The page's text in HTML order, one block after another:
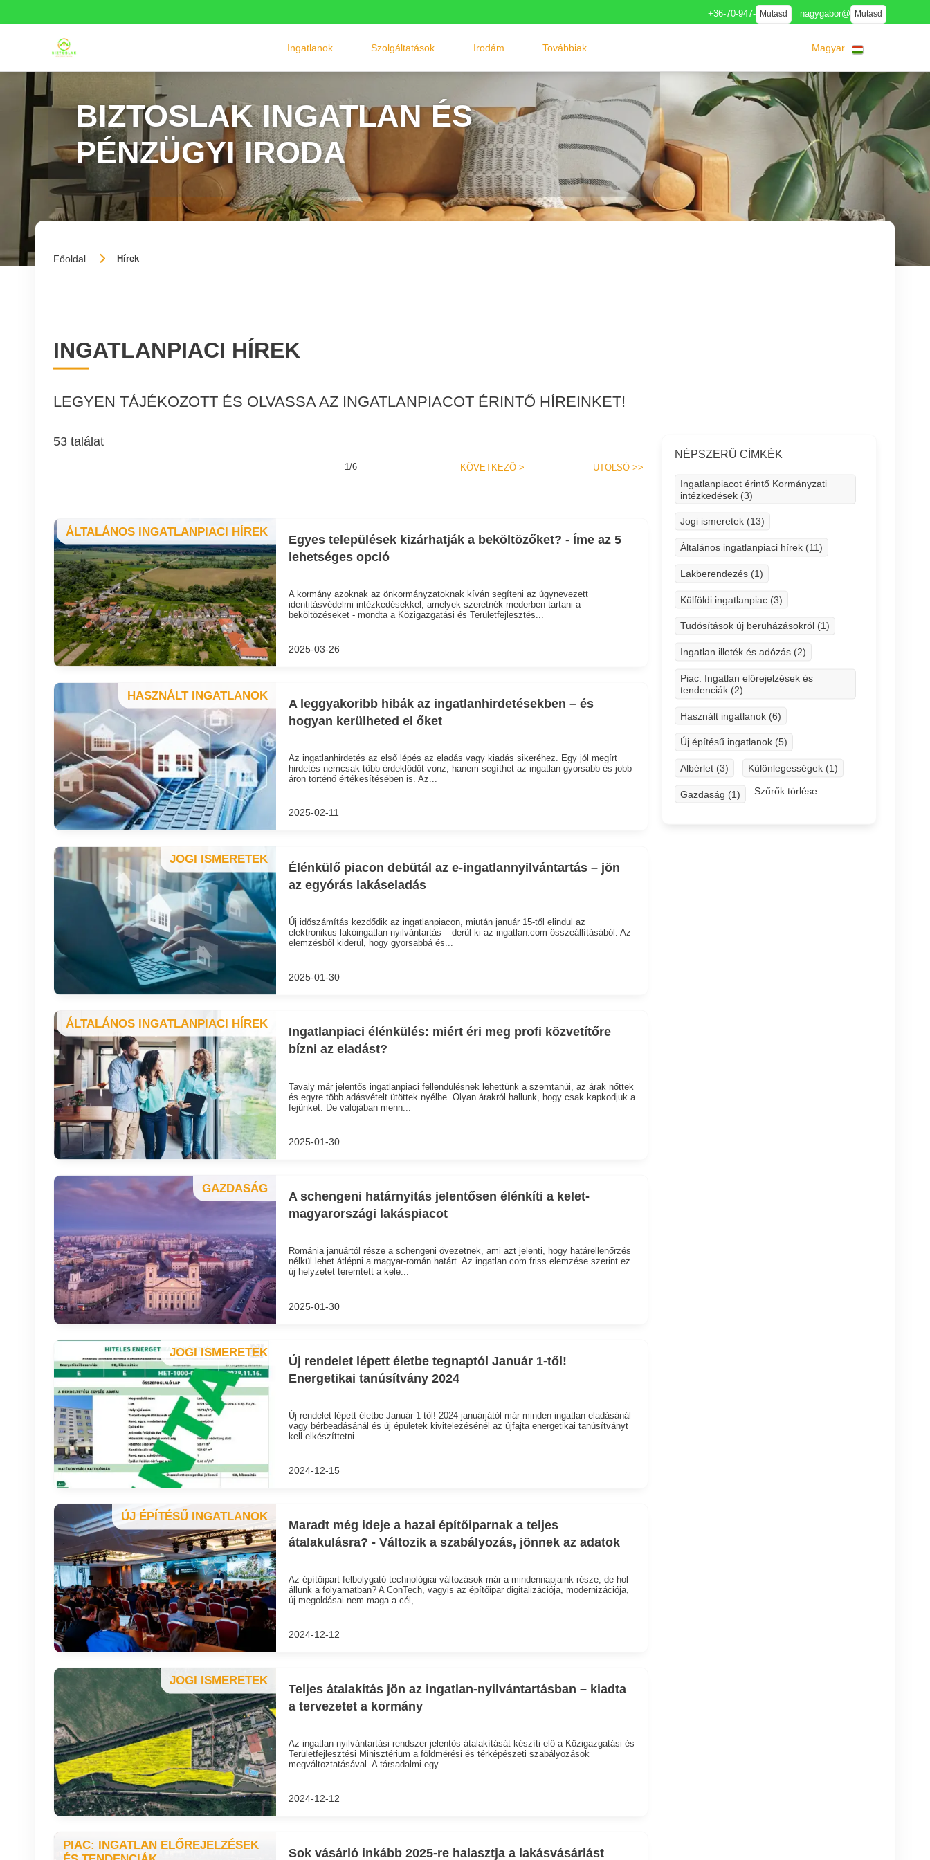
+36-70-947- Mutasd nagygabor@ Mutasd
Ingatlanok Szolgáltatások Irodám Továbbiak Magyar
BIZTOSLAK INGATLAN ÉS
PÉNZÜGYI IRODA
Főoldal Hírek
INGATLANPIACI HÍREK
LEGYEN TÁJÉKOZOTT ÉS OLVASSA AZ INGATLANPIACOT ÉRINTŐ HÍREINKET!
53 találat
1/6 KÖVETKEZŐ> UTOLSÓ>>
ÁLTALÁNOS INGATLANPIACI HÍREK
Egyes települések kizárhatják a beköltözőket? - Íme az 5
lehetséges opció
A kormány azoknak az önkormányzatoknak kíván segíteni az úgynevezett
identitásvédelmi intézkedésekkel, amelyek szeretnék mederben tartani a
beköltözéseket - mondta a Közigazgatási és Területfejlesztés...
2025-03-26
HASZNÁLT INGATLANOK
A leggyakoribb hibák az ingatlanhirdetésekben – és
hogyan kerülheted el őket
Az ingatlanhirdetés az első lépés az eladás vagy kiadás sikeréhez. Egy jól megírt
hirdetés nemcsak több érdeklődőt vonz, hanem segíthet az ingatlan gyorsabb és jobb
áron történő értékesítésében is. Az...
2025-02-11
JOGI ISMERETEK
Élénkülő piacon debütál az e-ingatlannyilvántartás – jön
az egyórás lakáseladás
Új időszámítás kezdődik az ingatlanpiacon, miután január 15-től elindul az
elektronikus lakóingatlan-nyilvántartás – derül ki az ingatlan.com összeállításából. Az
elemzésből kiderül, hogy gyorsabbá és...
2025-01-30
ÁLTALÁNOS INGATLANPIACI HÍREK
Ingatlanpiaci élénkülés: miért éri meg profi közvetítőre
bízni az eladást?
Tavaly már jelentős ingatlanpiaci fellendülésnek lehettünk a szemtanúi, az árak nőttek
és egyre több adásvételt ütöttek nyélbe. Olyan árakról hallunk, hogy csak kapkodjuk a
fejünket. De valójában menn...
2025-01-30
GAZDASÁG
A schengeni határnyitás jelentősen élénkíti a kelet-
magyarországi lakáspiacot
Románia januártól része a schengeni övezetnek, ami azt jelenti, hogy határellenőrzés
nélkül lehet átlépni a magyar-román határt. Az ingatlan.com friss elemzése szerint ez
új helyzetet teremtett a kele...
2025-01-30
JOGI ISMERETEK
Új rendelet lépett életbe tegnaptól Január 1-től!
Energetikai tanúsítvány 2024
Új rendelet lépett életbe Január 1-től! 2024 januárjától már minden ingatlan eladásánál
vagy bérbeadásánál és új épületek kivitelezésénél az újfajta energetikai tanúsítványt
kell elkészíttetni....
2024-12-15
ÚJ ÉPÍTÉSŰ INGATLANOK
Maradt még ideje a hazai építőiparnak a teljes
átalakulásra? - Változik a szabályozás, jönnek az adatok
Az építőipart felbolygató technológiai változások már a mindennapjaink része, de hol
állunk a folyamatban? A ConTech, vagyis az építőipar digitalizációja, modernizációja,
új megoldásai nem maga a cél,...
2024-12-12
JOGI ISMERETEK
Teljes átalakítás jön az ingatlan-nyilvántartásban – kiadta
a tervezetet a kormány
Az ingatlan-nyilvántartási rendszer jelentős átalakítását készíti elő a Közigazgatási és
Területfejlesztési Minisztérium a földmérési és térképészeti szabályozások
megváltoztatásával. A társadalmi egy...
2024-12-12
PIAC: INGATLAN ELŐREJELZÉSEK
Sok vásárló inkább 2025-re halasztja a lakásvásárlást
NÉPSZERŰ CÍMKÉK
Ingatlanpiacot érintő Kormányzati
intézkedések (3)
Jogi ismeretek (13)
Általános ingatlanpiaci hírek (11)
Lakberendezés (1)
Külföldi ingatlanpiac (3)
Tudósítások új beruházásokról (1)
Ingatlan illeték és adózás (2)
Piac: Ingatlan előrejelzések és
tendenciák (2)
Használt ingatlanok (6)
Új építésű ingatlanok (5)
Albérlet (3) Különlegességek (1)
Gazdaság (1) Szűrők törlése